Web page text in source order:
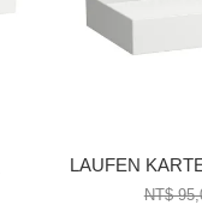
LAUFEN
NT$